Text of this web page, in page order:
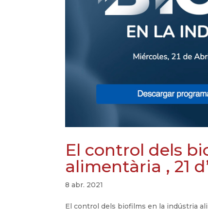
El control dels
alimentària , 21
8 abr. 2021
El control dels biofilms en la indústria